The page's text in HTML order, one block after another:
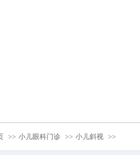
>> 小儿眼科门诊 >> 小儿斜视 >>